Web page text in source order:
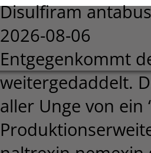
Disulfiram
2026-08-06
Entgegenkommt
weitergedaddelt.
aller Unge von ein